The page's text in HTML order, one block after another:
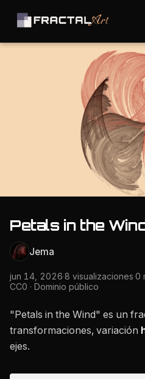
Petals in the
Jema
jun 14, 2026·8 visualizaciones·0
CC0 · Dominio público
"Petals in the Wind" es un
transformaciones, variación
ejes.